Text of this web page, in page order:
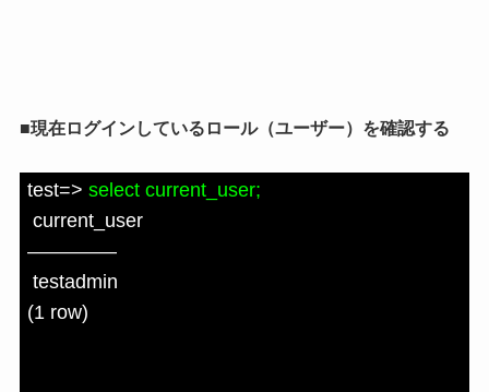
■現在ログインしているロール（ユーザー）を確認する
test=> select current_user;
current_user
————–
testadmin
(1 row)